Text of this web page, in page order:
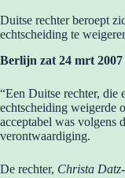
Duitse rechter beroept
echtscheiding te
Berlijn zat 24 mrt 2007
“Een Duitse rechter, die
echtscheiding weigerde
acceptabel was volgens
verontwaardiging.
De rechter, Christa